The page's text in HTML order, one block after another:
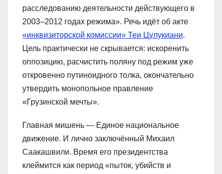
расследованию деятельности действующего в
2003–2012 годах режима». Речь идёт об акте
«инквизиторской комиссии» Теи Цулукиани.
Цель практически не скрывается: искоренить
оппозицию, расчистить поляну под режим уже
откровенно путиноидного толка, окончательно
утвердить монопольное правление
«Грузинской мечты».
Главная мишень — Единое национальное
движение. И лично заключённый Михаил
Саакашвили. Время его президентства
клеймится как период «пыток, убийств и